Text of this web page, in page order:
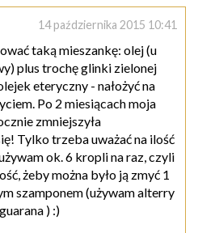
14 października 2015 10:41
taką mieszankę: olej (u
plus trochę glinki zielonej
eteryczny - nałożyć na
Po 2 miesiącach moja
zmniejszyła
Tylko trzeba uważać na ilość
ok. 6 kropli na raz, czyli
żeby można było ją zmyć 1
szamponem (używam alterry
) :)